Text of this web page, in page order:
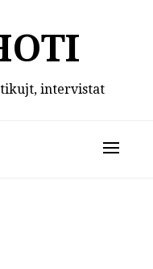
intervistat